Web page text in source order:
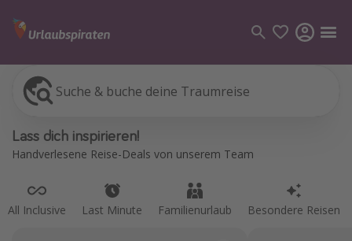
Suche & buche deine Traumreise
Lass dich inspirieren!
Handverlesene Reise-Deals von unserem Team
All Inclusive Last Minute Familienurlaub Besondere Reisen
All Inclusive
Flüge
Pauschalreisen